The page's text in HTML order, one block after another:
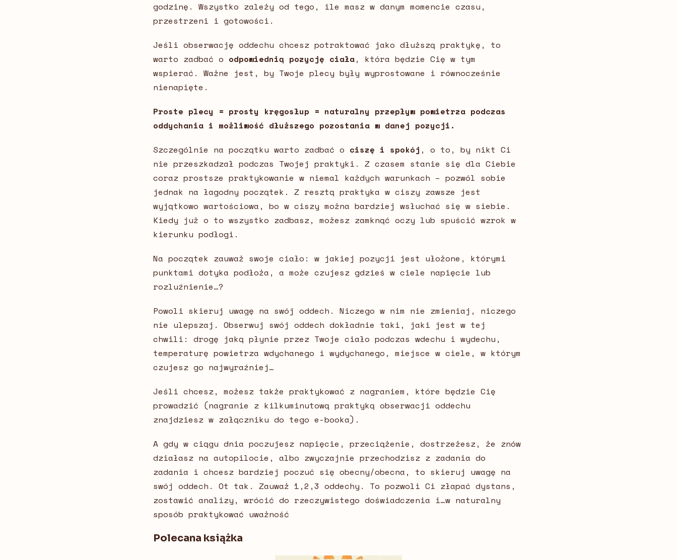
godzinę. Wszystko zależy od tego, ile masz w danym momencie czasu,
przestrzeni i gotowości.
Jeśli obserwację oddechu chcesz potraktować jako dłuższą praktykę, to
warto zadbać o odpowiednią pozycję ciała, która będzie Cię w tym
wspierać. Ważne jest, by Twoje plecy były wyprostowane i równocześnie
nienapięte.
Proste plecy = prosty kręgosłup = naturalny przepływ powietrza podczas
oddychania i możliwość dłuższego pozostania w danej pozycji.
Szczególnie na początku warto zadbać o ciszę i spokój , o to, by nikt Ci
nie przeszkadzał podczas Twojej praktyki. Z czasem stanie się dla Ciebie
coraz prostsze praktykowanie w niemal każdych warunkach – pozwól sobie
jednak na łagodny początek. Z resztą praktyka w ciszy zawsze jest
wyjątkowo wartościowa, bo w ciszy można bardziej wsłuchać się w siebie.
Kiedy już o to wszystko zadbasz, możesz zamknąć oczy lub spuścić wzrok w
kierunku podłogi.
Na początek zauważ swoje ciało: w jakiej pozycji jest ułożone, którymi
punktami dotyka podłoża, a może czujesz gdzieś w ciele napięcie lub
rozluźnienie…?
Powoli skieruj uwagę na swój oddech. Niczego w nim nie zmieniaj, niczego
nie ulepszaj. Obserwuj swój oddech dokładnie taki, jaki jest w tej
chwili: drogę jaką płynie przez Twoje ciało podczas wdechu i wydechu,
temperaturę powietrza wdychanego i wydychanego, miejsce w ciele, w którym
czujesz go najwyraźniej…
Jeśli chcesz, możesz także praktykować z nagraniem, które będzie Cię
prowadzić (nagranie z kilkuminutową praktyką obserwacji oddechu
znajdziesz w załączniku do tego e-booka).
A gdy w ciągu dnia poczujesz napięcie, przeciążenie, dostrzeżesz, że znów
działasz na autopilocie, albo zwyczajnie przechodzisz z zadania do
zadania i chcesz bardziej poczuć się obecny/obecna, to skieruj uwagę na
swój oddech. Ot tak. Zauważ 1,2,3 oddechy. To pozwoli Ci złapać dystans,
zostawić analizy, wrócić do rzeczywistego doświadczenia i…w naturalny
sposób praktykować uważność
Polecana książka